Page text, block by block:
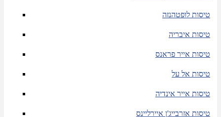
טיסות לופטהנזה
טיסות איבריה
טיסות אייר פראנס
טיסות אל על
טיסות אייר אינדיה
טיסות אזרבייג'ן איירליינס